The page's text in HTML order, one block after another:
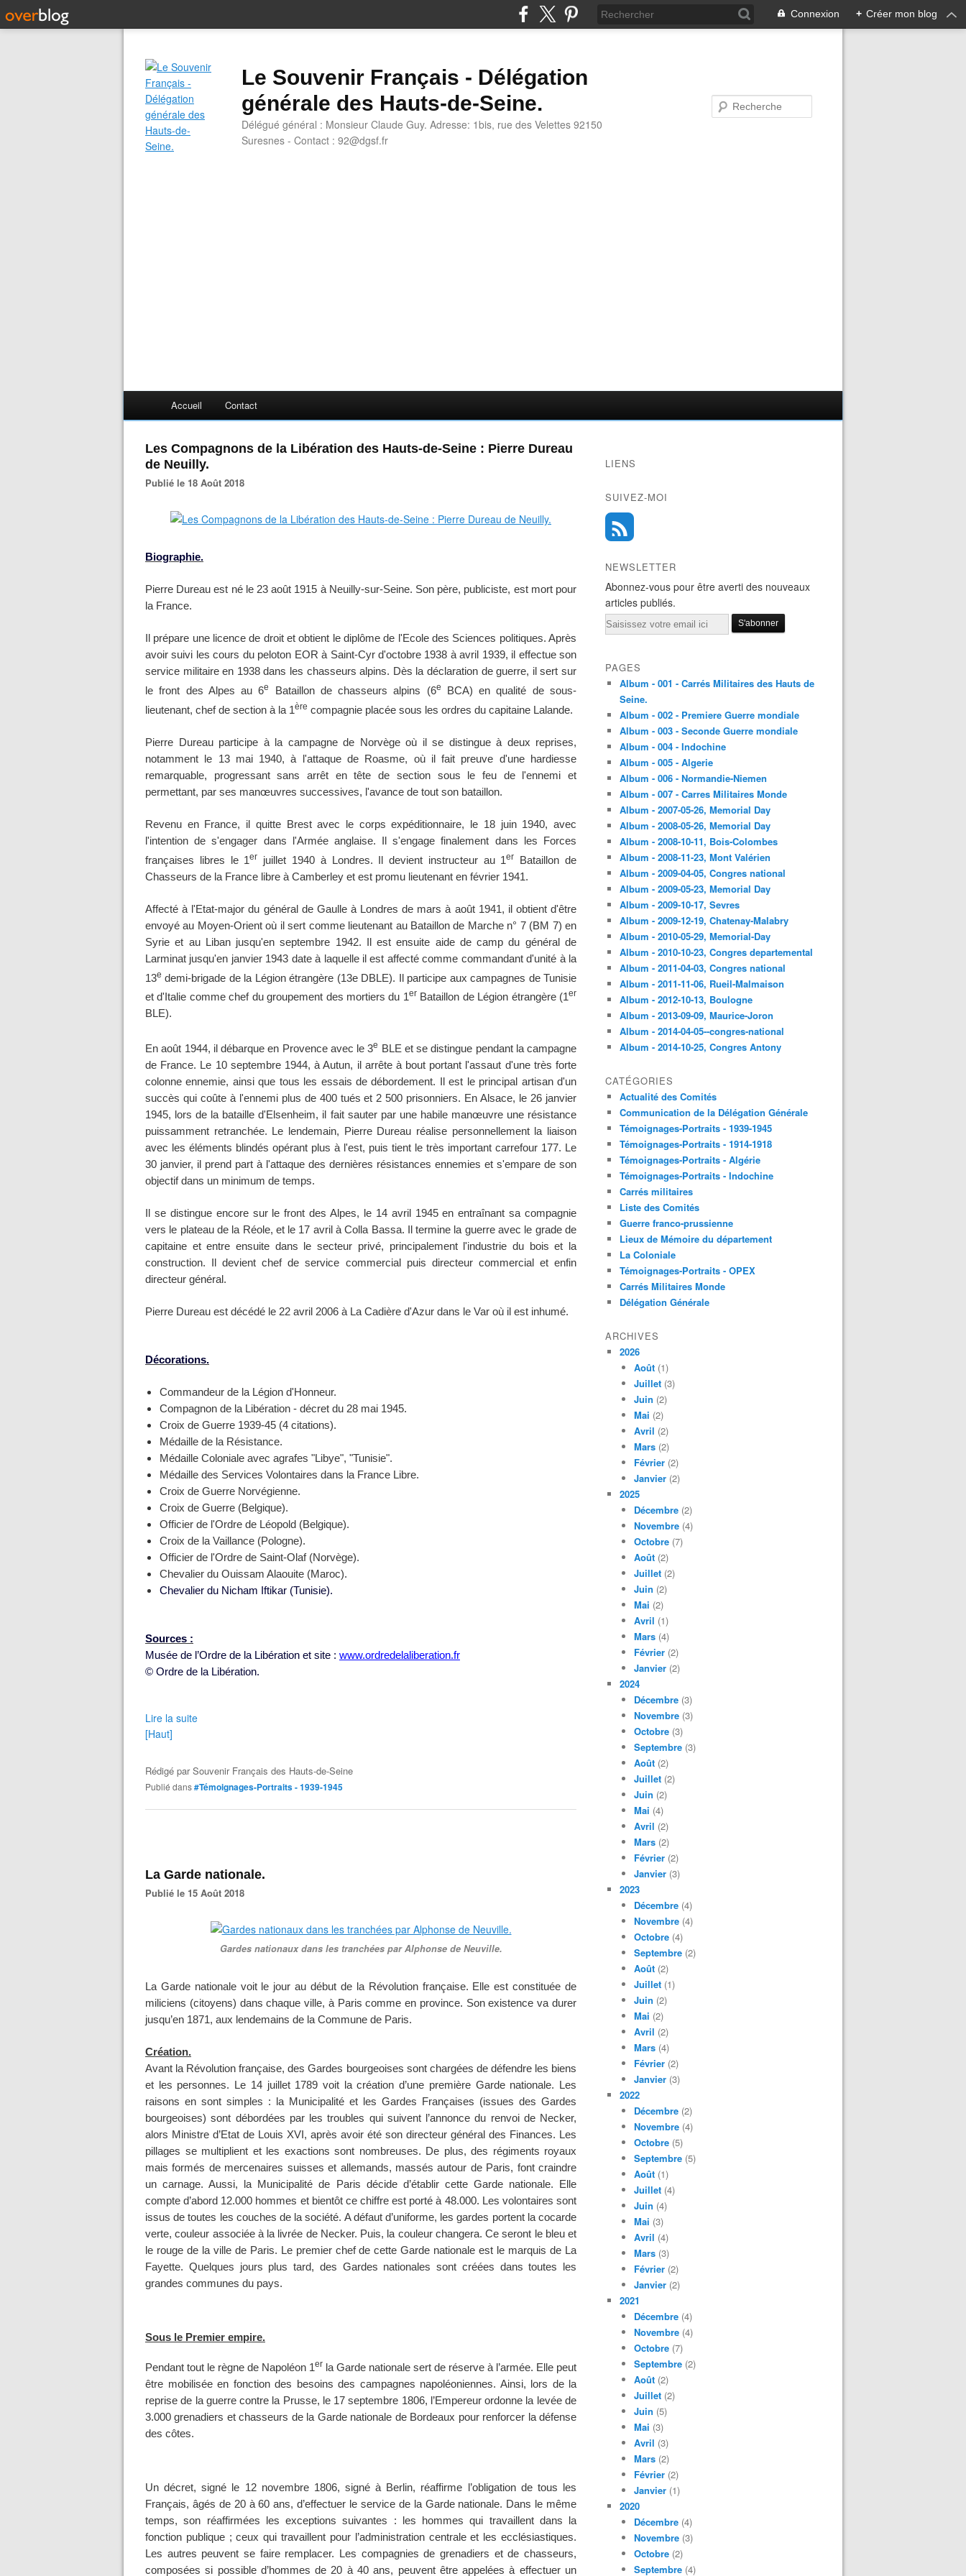
Connexion + Créer mon blog
Le Souvenir Français - Délégation
générale des Hauts-de-Seine.
Délégué général : Monsieur Claude Guy. Adresse: 1bis, rue des Velettes 92150
Suresnes - Contact : 92@dgsf.fr
Accueil Contact
Les Compagnons de la Libération des Hauts-de-Seine : Pierre Dureau
de Neuilly.
Publié le 18 Août 2018
Biographie.
Pierre Dureau est né le 23 août 1915 à Neuilly-sur-Seine. Son père, publiciste, est mort pour
la France.
Il prépare une licence de droit et obtient le diplôme de l'Ecole des Sciences politiques. Après
avoir suivi les cours du peloton EOR à Saint-Cyr d'octobre 1938 à avril 1939, il effectue son
service militaire en 1938 dans les chasseurs alpins. Dès la déclaration de guerre, il sert sur
le front des Alpes au 6e Bataillon de chasseurs alpins (6e
BCA) en qualité de sous-
lieutenant, chef de section à la 1ère compagnie placée sous les ordres du capitaine Lalande.
Pierre Dureau participe à la campagne de Norvège où il se distingue à deux reprises,
notamment le 13 mai 1940, à l'attaque de Roasme, où il fait preuve d'une hardiesse
remarquable, progressant sans arrêt en tête de section sous le feu de l'ennemi et
permettant, par ses manœuvres successives, l'avance de tout son bataillon.
Revenu en France, il quitte Brest avec le corps expéditionnaire, le 18 juin 1940, avec
l'intention de s'engager dans l'Armée anglaise. Il s'engage finalement dans les Forces
françaises libres le 1er juillet 1940 à Londres. Il devient instructeur au 1er
Bataillon de
Chasseurs de la France libre à Camberley et est promu lieutenant en février 1941.
Affecté à l'Etat-major du général de Gaulle à Londres de mars à août 1941, il obtient d'être
envoyé au Moyen-Orient où il sert comme lieutenant au Bataillon de Marche n° 7 (BM 7) en
Syrie et au Liban jusqu'en septembre 1942. Il est ensuite aide de camp du général de
Larminat jusqu'en janvier 1943 date à laquelle il est affecté comme commandant d'unité à la
13e demi-brigade de la Légion étrangère (13e DBLE). Il participe aux campagnes de Tunisie
et d'Italie comme chef du groupement des mortiers du 1er Bataillon de Légion étrangère (1er
BLE).
En août 1944, il débarque en Provence avec le 3e BLE et se distingue pendant la campagne
de France. Le 10 septembre 1944, à Autun, il arrête à bout portant l'assaut d'une très forte
colonne ennemie, ainsi que tous les essais de débordement. Il est le principal artisan d'un
succès qui coûte à l'ennemi plus de 400 tués et 2 500 prisonniers. En Alsace, le 26 janvier
1945, lors de la bataille d'Elsenheim, il fait sauter par une habile manœuvre une résistance
puissamment retranchée. Le lendemain, Pierre Dureau réalise personnellement la liaison
avec les éléments blindés opérant plus à l'est, puis tient le très important carrefour 177. Le
30 janvier, il prend part à l'attaque des dernières résistances ennemies et s'empare de son
objectif dans un minimum de temps.
Il se distingue encore sur le front des Alpes, le 14 avril 1945 en entraînant sa compagnie
vers le plateau de la Réole, et le 17 avril à Colla Bassa. Il termine la guerre avec le grade de
capitaine et entre ensuite dans le secteur privé, principalement l'industrie du bois et la
construction. Il devient chef de service commercial puis directeur commercial et enfin
directeur général.
Pierre Dureau est décédé le 22 avril 2006 à La Cadière d'Azur dans le Var où il est inhumé.
Décorations.
Commandeur de la Légion d'Honneur.
Compagnon de la Libération - décret du 28 mai 1945.
Croix de Guerre 1939-45 (4 citations).
Médaille de la Résistance.
Médaille Coloniale avec agrafes "Libye", "Tunisie".
Médaille des Services Volontaires dans la France Libre.
Croix de Guerre Norvégienne.
Croix de Guerre (Belgique).
Officier de l'Ordre de Léopold (Belgique).
Croix de la Vaillance (Pologne).
Officier de l'Ordre de Saint-Olaf (Norvège).
Chevalier du Ouissam Alaouite (Maroc).
Chevalier du Nicham Iftikar (Tunisie).
Sources :
Musée de l’Ordre de la Libération et site : www.ordredelaliberation.fr
© Ordre de la Libération.
Lire la suite
[Haut]
Rédigé parSouvenir Français des Hauts-de-Seine
Publié dans#Témoignages-Portraits - 1939-1945
La Garde nationale.
Publié le 15 Août 2018
Gardes nationaux dans les tranchées par Alphonse de Neuville.
La Garde nationale voit le jour au début de la Révolution française. Elle est constituée de
miliciens (citoyens) dans chaque ville, à Paris comme en province. Son existence va durer
jusqu’en 1871, aux lendemains de la Commune de Paris.
Création.
Avant la Révolution française, des Gardes bourgeoises sont chargées de défendre les biens
et les personnes. Le 14 juillet 1789 voit la création d’une première Garde nationale. Les
raisons en sont simples : la Municipalité et les Gardes Françaises (issues des Gardes
bourgeoises) sont débordées par les troubles qui suivent l’annonce du renvoi de Necker,
alors Ministre d’Etat de Louis XVI, après avoir été son directeur général des Finances. Les
pillages se multiplient et les exactions sont nombreuses. De plus, des régiments royaux
mais formés de mercenaires suisses et allemands, massés autour de Paris, font craindre
un carnage. Aussi, la Municipalité de Paris décide d’établir cette Garde nationale. Elle
compte d’abord 12.000 hommes et bientôt ce chiffre est porté à 48.000. Les volontaires sont
issus de toutes les couches de la société. A défaut d’uniforme, les gardes portent la cocarde
verte, couleur associée à la livrée de Necker. Puis, la couleur changera. Ce seront le bleu et
le rouge de la ville de Paris. Le premier chef de cette Garde nationale est le marquis de La
Fayette. Quelques jours plus tard, des Gardes nationales sont créées dans toutes les
grandes communes du pays.
Sous le Premier empire.
Pendant tout le règne de Napoléon 1er la Garde nationale sert de réserve à l’armée. Elle peut
être mobilisée en fonction des besoins des campagnes napoléoniennes. Ainsi, lors de la
reprise de la guerre contre la Prusse, le 17 septembre 1806, l’Empereur ordonne la levée de
3.000 grenadiers et chasseurs de la Garde nationale de Bordeaux pour renforcer la défense
des côtes.
Un décret, signé le 12 novembre 1806, signé à Berlin, réaffirme l’obligation de tous les
Français, âgés de 20 à 60 ans, d’effectuer le service de la Garde nationale. Dans le même
temps, son réaffirmées les exceptions suivantes : les hommes qui travaillent dans la
fonction publique ; ceux qui travaillent pour l’administration centrale et les ecclésiastiques.
Les autres peuvent se faire remplacer. Les compagnies de grenadiers et de chasseurs,
composées si possible d’hommes de 20 à 40 ans, peuvent être appelées à effectuer un
LIENS
SUIVEZ-MOI
NEWSLETTER
Abonnez-vous pour être averti des nouveaux
articles publiés.
Email
PAGES
Album - 001 - Carrés Militaires des Hauts de
Seine.
Album - 002 - Premiere Guerre mondiale
Album - 003 - Seconde Guerre mondiale
Album - 004 - Indochine
Album - 005 - Algerie
Album - 006 - Normandie-Niemen
Album - 007 - Carres Militaires Monde
Album - 2007-05-26, Memorial Day
Album - 2008-05-26, Memorial Day
Album - 2008-10-11, Bois-Colombes
Album - 2008-11-23, Mont Valérien
Album - 2009-04-05, Congres national
Album - 2009-05-23, Memorial Day
Album - 2009-10-17, Sevres
Album - 2009-12-19, Chatenay-Malabry
Album - 2010-05-29, Memorial-Day
Album - 2010-10-23, Congres departemental
Album - 2011-04-03, Congres national
Album - 2011-11-06, Rueil-Malmaison
Album - 2012-10-13, Boulogne
Album - 2013-09-09, Maurice-Joron
Album - 2014-04-05--congres-national
Album - 2014-10-25, Congres Antony
CATÉGORIES
Actualité des Comités
Communication de la Délégation Générale
Témoignages-Portraits - 1939-1945
Témoignages-Portraits - 1914-1918
Témoignages-Portraits - Algérie
Témoignages-Portraits - Indochine
Carrés militaires
Liste des Comités
Guerre franco-prussienne
Lieux de Mémoire du département
La Coloniale
Témoignages-Portraits - OPEX
Carrés Militaires Monde
Délégation Générale
ARCHIVES
2026
Août (1)
Juillet (3)
Juin (2)
Mai (2)
Avril (2)
Mars (2)
Février (2)
Janvier (2)
2025
Décembre (2)
Novembre (4)
Octobre (7)
Août (2)
Juillet (2)
Juin (2)
Mai (2)
Avril (1)
Mars (4)
Février (2)
Janvier (2)
2024
Décembre (3)
Novembre (3)
Octobre (3)
Septembre (3)
Août (2)
Juillet (2)
Juin (2)
Mai (4)
Avril (2)
Mars (2)
Février (2)
Janvier (3)
2023
Décembre (4)
Novembre (4)
Octobre (4)
Septembre (2)
Août (2)
Juillet (1)
Juin (2)
Mai (2)
Avril (2)
Mars (4)
Février (2)
Janvier (3)
2022
Décembre (2)
Novembre (4)
Octobre (5)
Septembre (5)
Août (1)
Juillet (4)
Juin (4)
Mai (3)
Avril (4)
Mars (3)
Février (2)
Janvier (2)
2021
Décembre (4)
Novembre (4)
Octobre (7)
Septembre (2)
Août (2)
Juillet (2)
Juin (5)
Mai (3)
Avril (3)
Mars (2)
Février (2)
Janvier (1)
2020
Décembre (4)
Novembre (3)
Octobre (2)
Septembre (4)